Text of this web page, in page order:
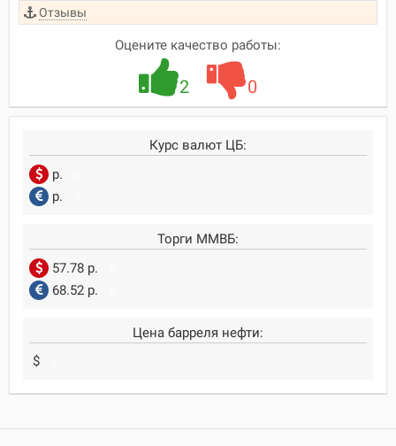
Отзывы
Оцените качество работы:
2 0
Курс валют ЦБ:
р.
р.
Торги ММВБ:
57.78 р.
68.52 р.
Цена барреля нефти:
$